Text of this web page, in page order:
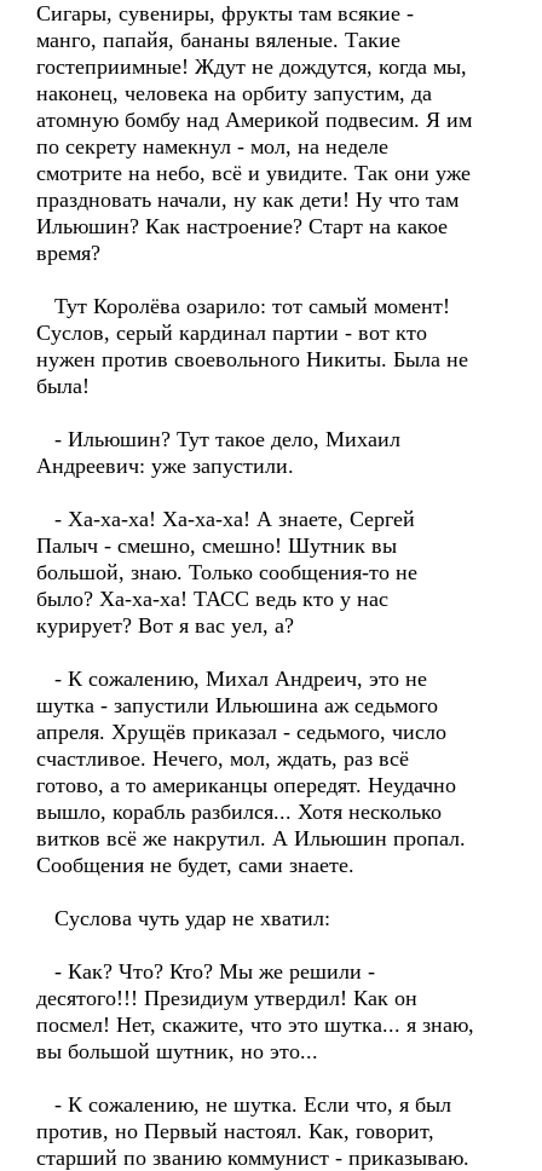
Сигары, сувениры, фрукты там всякие -
манго, папайя, бананы вяленые. Такие
гостеприимные! Ждут не дождутся, когда мы,
наконец, человека на орбиту запустим, да
атомную бомбу над Америкой подвесим. Я им
по секрету намекнул - мол, на неделе
смотрите на небо, всё и увидите. Так они уже
праздновать начали, ну как дети! Ну что там
Ильюшин? Как настроение? Старт на какое
время?
Тут Королёва озарило: тот самый момент!
Суслов, серый кардинал партии - вот кто
нужен против своевольного Никиты. Была не
была!
- Ильюшин? Тут такое дело, Михаил
Андреевич: уже запустили.
- Ха-ха-ха! Ха-ха-ха! А знаете, Сергей
Палыч - смешно, смешно! Шутник вы
большой, знаю. Только сообщения-то не
было? Ха-ха-ха! ТАСС ведь кто у нас
курирует? Вот я вас уел, а?
- К сожалению, Михал Андреич, это не
шутка - запустили Ильюшина аж седьмого
апреля. Хрущёв приказал - седьмого, число
счастливое. Нечего, мол, ждать, раз всё
готово, а то американцы опередят. Неудачно
вышло, корабль разбился... Хотя несколько
витков всё же накрутил. А Ильюшин пропал.
Сообщения не будет, сами знаете.
Суслова чуть удар не хватил:
- Как? Что? Кто? Мы же решили -
десятого!!! Президиум утвердил! Как он
посмел! Нет, скажите, что это шутка... я знаю,
вы большой шутник, но это...
- К сожалению, не шутка. Если что, я был
против, но Первый настоял. Как, говорит,
старший по званию коммунист - приказываю.